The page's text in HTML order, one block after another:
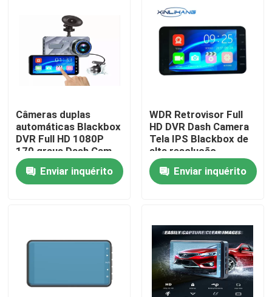
Show de RV
Quem Somos
Controle de Qualidade
Fale Conosco
Câmera DVR para carro
Câmeras duplas
automáticas Blackbox
DVR Full HD 1080P
170 graus Dash Cam
IPS tela sensível ao
toqueEnviar inquérito
WDR Retrovisor Full
HD DVR Dash Camera
Tela IPS Blackbox de
alta resolução
Enviar inquérito